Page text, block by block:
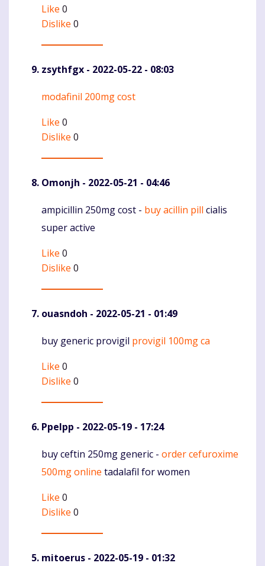
Like 0
Dislike 0
zsythfgx - 2022-05-22 - 08:03
Komentaras
modafinil 200mg cost
Like 0
Dislike 0
Omonjh - 2022-05-21 - 04:46
Komentaras
ampicillin 250mg cost - buy acillin pill cialis
super active
Like 0
Dislike 0
ouasndoh - 2022-05-21 - 01:49
Komentaras
buy generic provigil provigil 100mg ca
Like 0
Dislike 0
Ppelpp - 2022-05-19 - 17:24
Komentaras
buy ceftin 250mg generic - order cefuroxime
500mg online tadalafil for women
Like 0
Dislike 0
mitoerus - 2022-05-19 - 01:32